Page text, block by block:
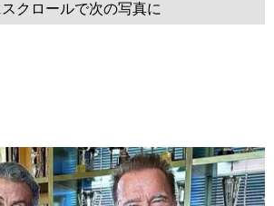
スクロールで次の写真に